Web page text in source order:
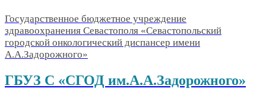
Государственное бюджетное учреждение
здравоохранения Севастополя «Севастопольский
городской онкологический диспансер имени
А.А.Задорожного»
ГБУЗ С «СГОД им.А.А.Задорожного»